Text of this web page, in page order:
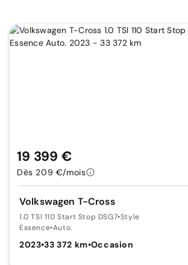
Volkswagen T-Cross
1.0 TSI 110 Start Stop DSG7•Style
Essence•Auto.
2023•33 372 km•Occasion
19 399 €
Dès 209 €/mois